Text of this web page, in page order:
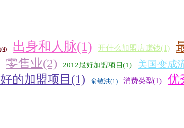
(4) 出身和人脉(1) 开什么加盟店赚钱(1)
零售业(2) 2012最好加盟项目(1) 美国变成
的加盟项目(1) 俞敏洪(1) 消费类型(1) 优